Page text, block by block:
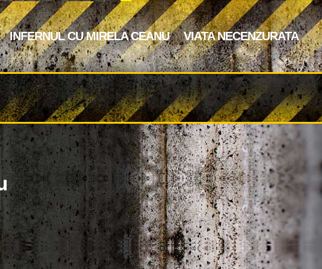
INFERNUL CU MIRELA CEANU VIATA NECENZURATA